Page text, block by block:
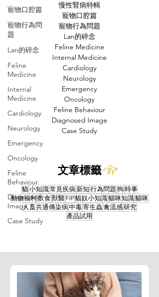
寵物口腔篇
寵物行為問
題
Lan的碎念
Feline
Medicine
Internal
Medicine
Cardiology
Neurology
Emergency
Oncology
Feline
Behaviour
Diagnosed
Image
Case Study
慢性腎病特輯
寵物口腔篇
寵物行為問題
Lan的碎念
Feline Medicine
Internal Medicine
Cardiology
Neurology
Emergency
Oncology
Feline Behaviour
Diagnosed Image
Case Study
文章標籤
貓小知識常見疾病 新知 行為問題 狗 時事
動物福利 飲食獸醫 FIP貓奴小知識貓咪知識貓咪
人畜共通傳染病 中毒寄生蟲 禽流感研究
產品試用